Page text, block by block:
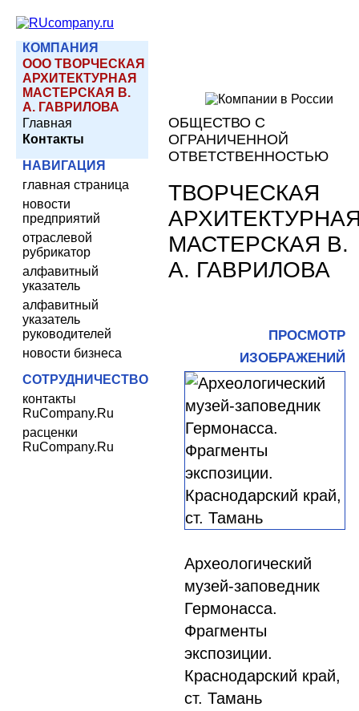
КОМПАНИЯ
ООО ТВОРЧЕСКАЯ
АРХИТЕКТУРНАЯ
МАСТЕРСКАЯ В.
А. ГАВРИЛОВА
Главная
Контакты
НАВИГАЦИЯ
главная страница
новости
предприятий
отраслевой
рубрикатор
алфавитный
указатель
алфавитный
указатель
руководителей
новости бизнеса
СОТРУДНИЧЕСТВО
контакты
RuCompany.Ru
расценки
RuCompany.Ru
ОБЩЕСТВО С
ОГРАНИЧЕННОЙ
ОТВЕТСТВЕННОСТЬЮ
ТВОРЧЕСКАЯ
МАСТЕРСКАЯ В.
А. ГАВРИЛОВА
ПРОСМОТР
ИЗОБРАЖЕНИЙ
Археологический
музей-заповедник
Гермонасса.
Фрагменты
экспозиции.
Краснодарский край,
ст. Тамань